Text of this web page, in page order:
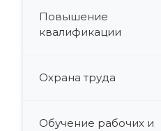
Повышение
квалификации
Охрана труда
Обучение рабочих и